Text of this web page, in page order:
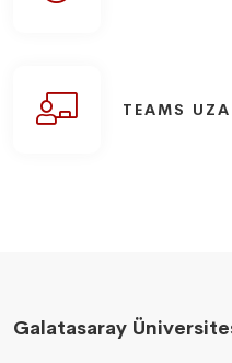
TEAMS
Galatasaray